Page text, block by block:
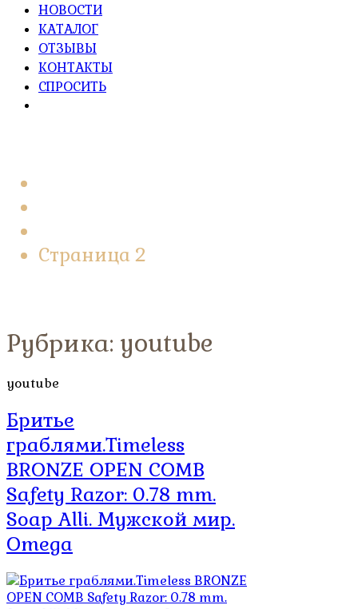
НОВОСТИ
КАТАЛОГ
ОТЗЫВЫ
КОНТАКТЫ
СПРОСИТЬ
Страница 2
Рубрика: youtube
youtube
Бритье
граблями.Timeless
BRONZE OPEN COMB
Safety Razor: 0.78 mm.
Soap Alli. Мужской мир.
Omega